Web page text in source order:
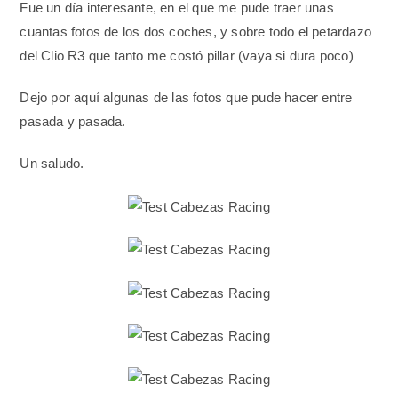
Fue un día interesante, en el que me pude traer unas
cuantas fotos de los dos coches, y sobre todo el petardazo
del Clio R3 que tanto me costó pillar (vaya si dura poco)
Dejo por aquí algunas de las fotos que pude hacer entre
pasada y pasada.
Un saludo.